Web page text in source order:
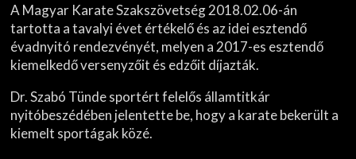
A Magyar Karate Szakszövetség 2018.02.06-án
tartotta a tavalyi évet értékelő és az idei esztendő
évadnyitó rendezvényét, melyen a 2017-es esztendő
kiemelkedő versenyzőit és edzőit díjazták.
Dr. Szabó Tünde sportért felelős államtitkár
nyitóbeszédében jelentette be, hogy a karate bekerült a
kiemelt sportágak közé.